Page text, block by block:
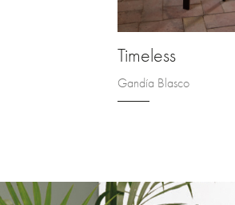
Timeless
Gandía Blasco